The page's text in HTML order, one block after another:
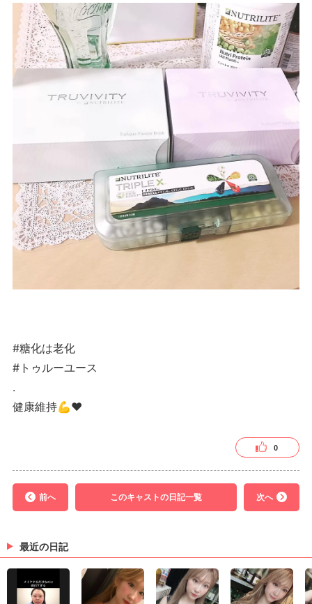
#糖化は老化
#トゥルーユース
.
健康維持💪❤️
0
前へ このキャストの日記一覧 次へ
最近の日記